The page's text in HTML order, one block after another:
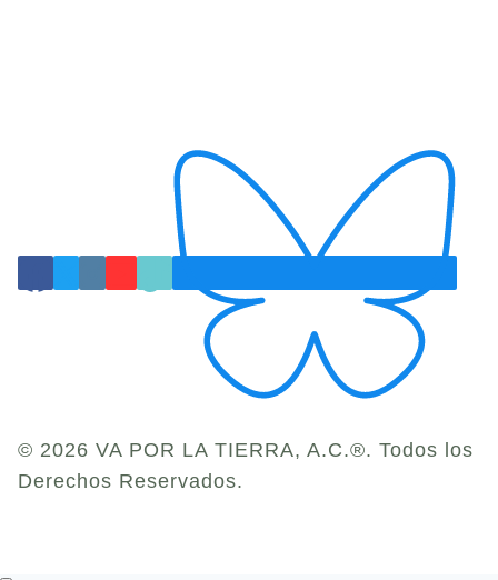
© 2026 VA POR LA TIERRA, A.C.®. Todos los
Derechos Reservados.